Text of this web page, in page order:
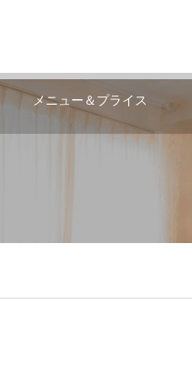
メニュー＆プライス